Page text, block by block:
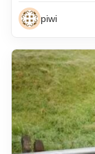
piwi